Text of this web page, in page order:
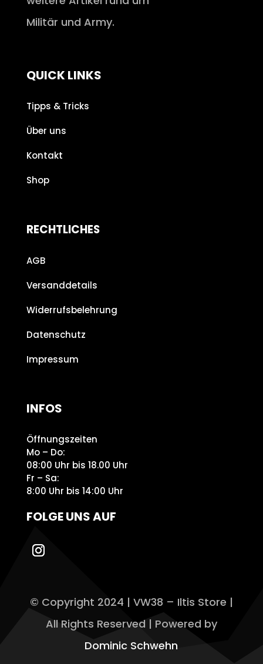
Militär und Army.
QUICK LINKS
Tipps & Tricks
Über uns
Kontakt
Shop
RECHTLICHES
AGB
Versanddetails
Widerrufsbelehrung
Datenschutz
Impressum
INFOS
Öffnungszeiten
Mo – Do:
08:00 Uhr bis 18.00 Uhr
Fr – Sa:
8:00 Uhr bis 14:00 Uhr
FOLGE UNS AUF
© Copyright 2024 | VW38 – Iltis Store |
All Rights Reserved | Powered by
Dominic Schwehn